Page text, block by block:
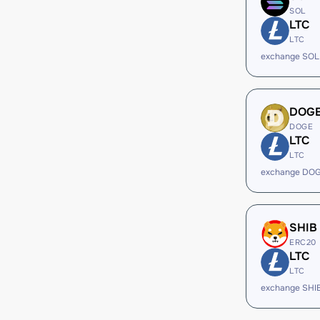
SOL
LTC
LTC
exchange
DOGE
LTC
LTC
exchange
SHIB
ERC20
LTC
LTC
exchange